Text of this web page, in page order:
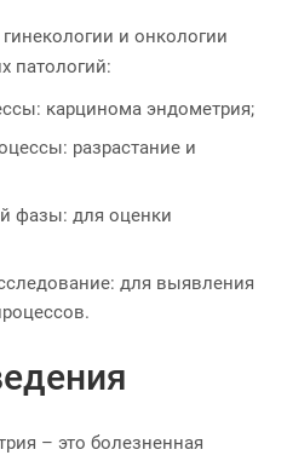
и онкологии
патологий:
карцинома эндометрия;
разрастание и
фазы: для оценки
для выявления
– это болезненная